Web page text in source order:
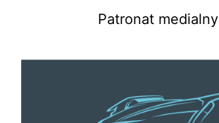
Patronat medialny